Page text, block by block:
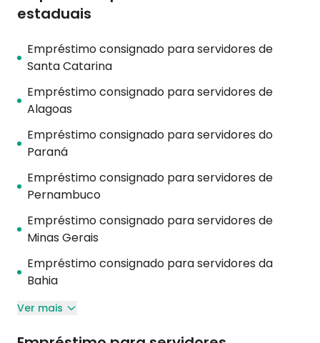
estaduais
Empréstimo consignado para servidores de
Santa Catarina
Empréstimo consignado para servidores de
Alagoas
Empréstimo consignado para servidores do
Paraná
Empréstimo consignado para servidores de
Pernambuco
Empréstimo consignado para servidores de
Minas Gerais
Empréstimo consignado para servidores da
Bahia
Ver mais